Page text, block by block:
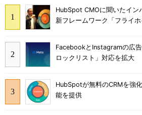
HubSpot CMOに聞いたイン
新フレームワーク「フライ
FacebookとInstagramの広
ロックリスト」対応を拡大
HubSpotが無料のCRMを強
能を提供